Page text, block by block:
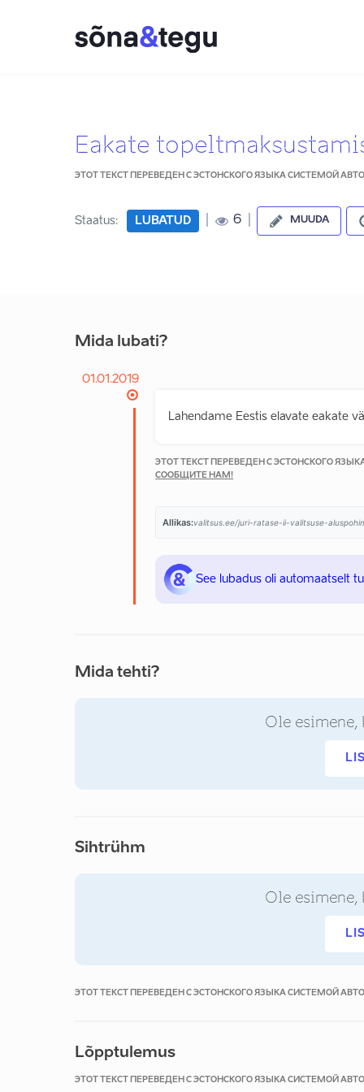
Eakate
ЭТОТ ТЕКСТ ПЕРЕВЕДЕН С ЭСТОНСКОГО ЯЗЫКА СИСТЕМОЙ
Staatus: LUBATUD 6 MUUDA
Mida lubati?
01.01.2019
Lahendame Eestis elavate eakate
ЭТОТ ТЕКСТ ПЕРЕВЕДЕН С ЭСТОНСКОГО
СООБЩИТЕ НАМ!
Allikas:valitsus.ee/juri-ratase-ii-valitsuse-
See lubadus oli automaatselt
Mida tehti?
Ole esimene,
Sihtrühm
Ole esimene,
ЭТОТ ТЕКСТ ПЕРЕВЕДЕН С ЭСТОНСКОГО ЯЗЫКА СИСТЕМОЙ
Lõpptulemus
ЭТОТ ТЕКСТ ПЕРЕВЕДЕН С ЭСТОНСКОГО ЯЗЫКА СИСТЕМОЙ